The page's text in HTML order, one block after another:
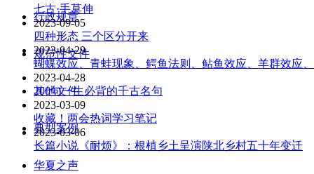
行政规章
规范性文件
其他文件
典型案例
华夏之声
七古·手莫伸
2023-09-05
四种形态 三个区分开来
2023-04-29
蝴蝶效应、青蛙现象、鳄鱼法则、鲇鱼效应、羊群效
2023-04-28
200句一生必背的千古名句
2023-03-09
收藏！两会热词学习笔记
2023-03-06
长篇小说《耐烦》：根植乡土呈演陕北乡村五十年变迁